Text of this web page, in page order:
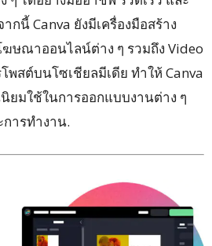
กนี้ Canva ยังมีเครื่องมือสร้าง
ษณาออนไลน์ต่าง ๆ รวมถึง Video
พสต์บนโซเชียลมีเดีย ทำให้ Canva
ยมใช้ในการออกแบบงานต่าง ๆ
ารทำงาน.